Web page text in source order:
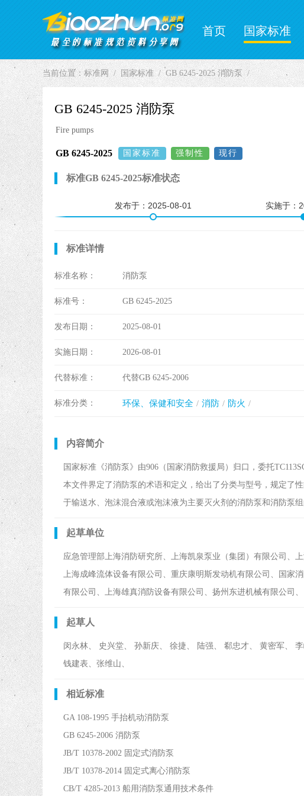
首页 国家标准
当前位置：标准网 国家标准 GB 6245-2025 消防泵
GB 6245-2025 消防泵
Fire pumps
GB 6245-2025 国家标准 强制性 现行
标准GB 6245-2025标准状态
发布于： 2025-08-01 实施于：
标准详情
标准名称： 消防泵
标准号： GB 6245-2025
发布日期： 2025-08-01
实施日期： 2026-08-01
代替标准： 代替GB 6245-2006
标准分类： 环保、保健和安全 消防 防火
内容简介
国家标准《消防泵》由906（国家消防救援局）归口，委托
本文件界定了消防泵的术语和定义，给出了分类与型号，规定了
于输送水、泡沫混合液或泡沫液为主要灭火剂的消防泵和消防泵组
起草单位
应急管理部上海消防研究所、上海凯泉泵业（集团）有限公司、
上海成峰流体设备有限公司、重庆康明斯发动机有限公司、国家
有限公司、上海雄真消防设备有限公司、扬州东进机械有限公司、
起草人
闵永林、 史兴堂、 孙新庆、 徐捷、 陆强、 郗忠才、 黄密军、
钱建表、张维山、
相近标准
GA 108-1995 手抬机动消防泵
GB 6245-2006 消防泵
JB/T 10378-2002 固定式消防泵
JB/T 10378-2014 固定式离心消防泵
CB/T 4285-2013 船用消防泵通用技术条件